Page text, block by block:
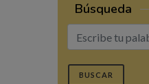
Búsqueda
BUSCAR